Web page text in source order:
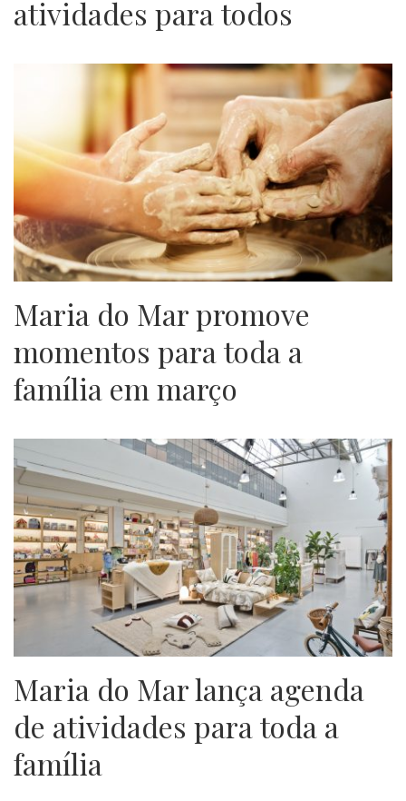
atividades para todos
Maria do Mar promove
momentos para toda a
família em março
Maria do Mar lança agenda
de atividades para toda a
família